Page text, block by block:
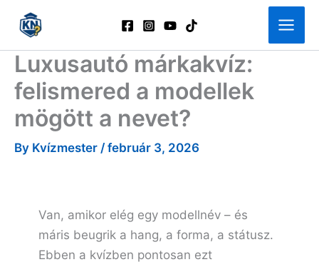
content
Luxusautó márkakvíz:
felismered a modellek
mögött a nevet?
By Kvízmester / február 3, 2026
Van, amikor elég egy modellnév – és
máris beugrik a hang, a forma, a státusz.
Ebben a kvízben pontosan ezt